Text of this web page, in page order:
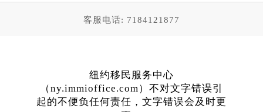
客服电话: 7184121877
纽约移民服务中心
（ny.immioffice.com）不对文字错误引
起的不便负任何责任，文字错误会及时更